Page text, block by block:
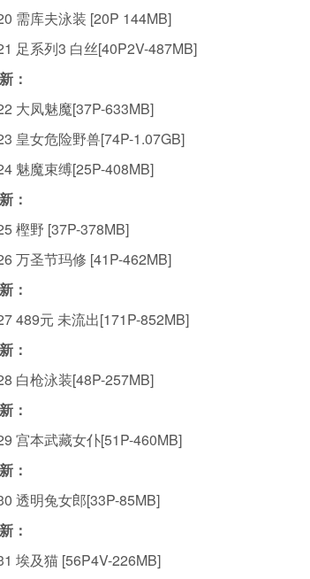
需库夫泳装 [20P 144MB]
足系列3 白丝[40P2V-487MB]
：
大凤魅魔[37P-633MB]
皇女危险野兽[74P-1.07GB]
魅魔束缚[25P-408MB]
：
樫野 [37P-378MB]
万圣节玛修 [41P-462MB]
：
489元 未流出[171P-852MB]
：
白枪泳装[48P-257MB]
：
宫本武藏女仆[51P-460MB]
：
透明兔女郎[33P-85MB]
：
埃及猫 [56P4V-226MB]